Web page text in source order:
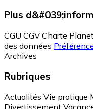
Plus
CGU CGV Charte
des données
Archives
Rubriques
Actualités Vie pratique
Divertissement